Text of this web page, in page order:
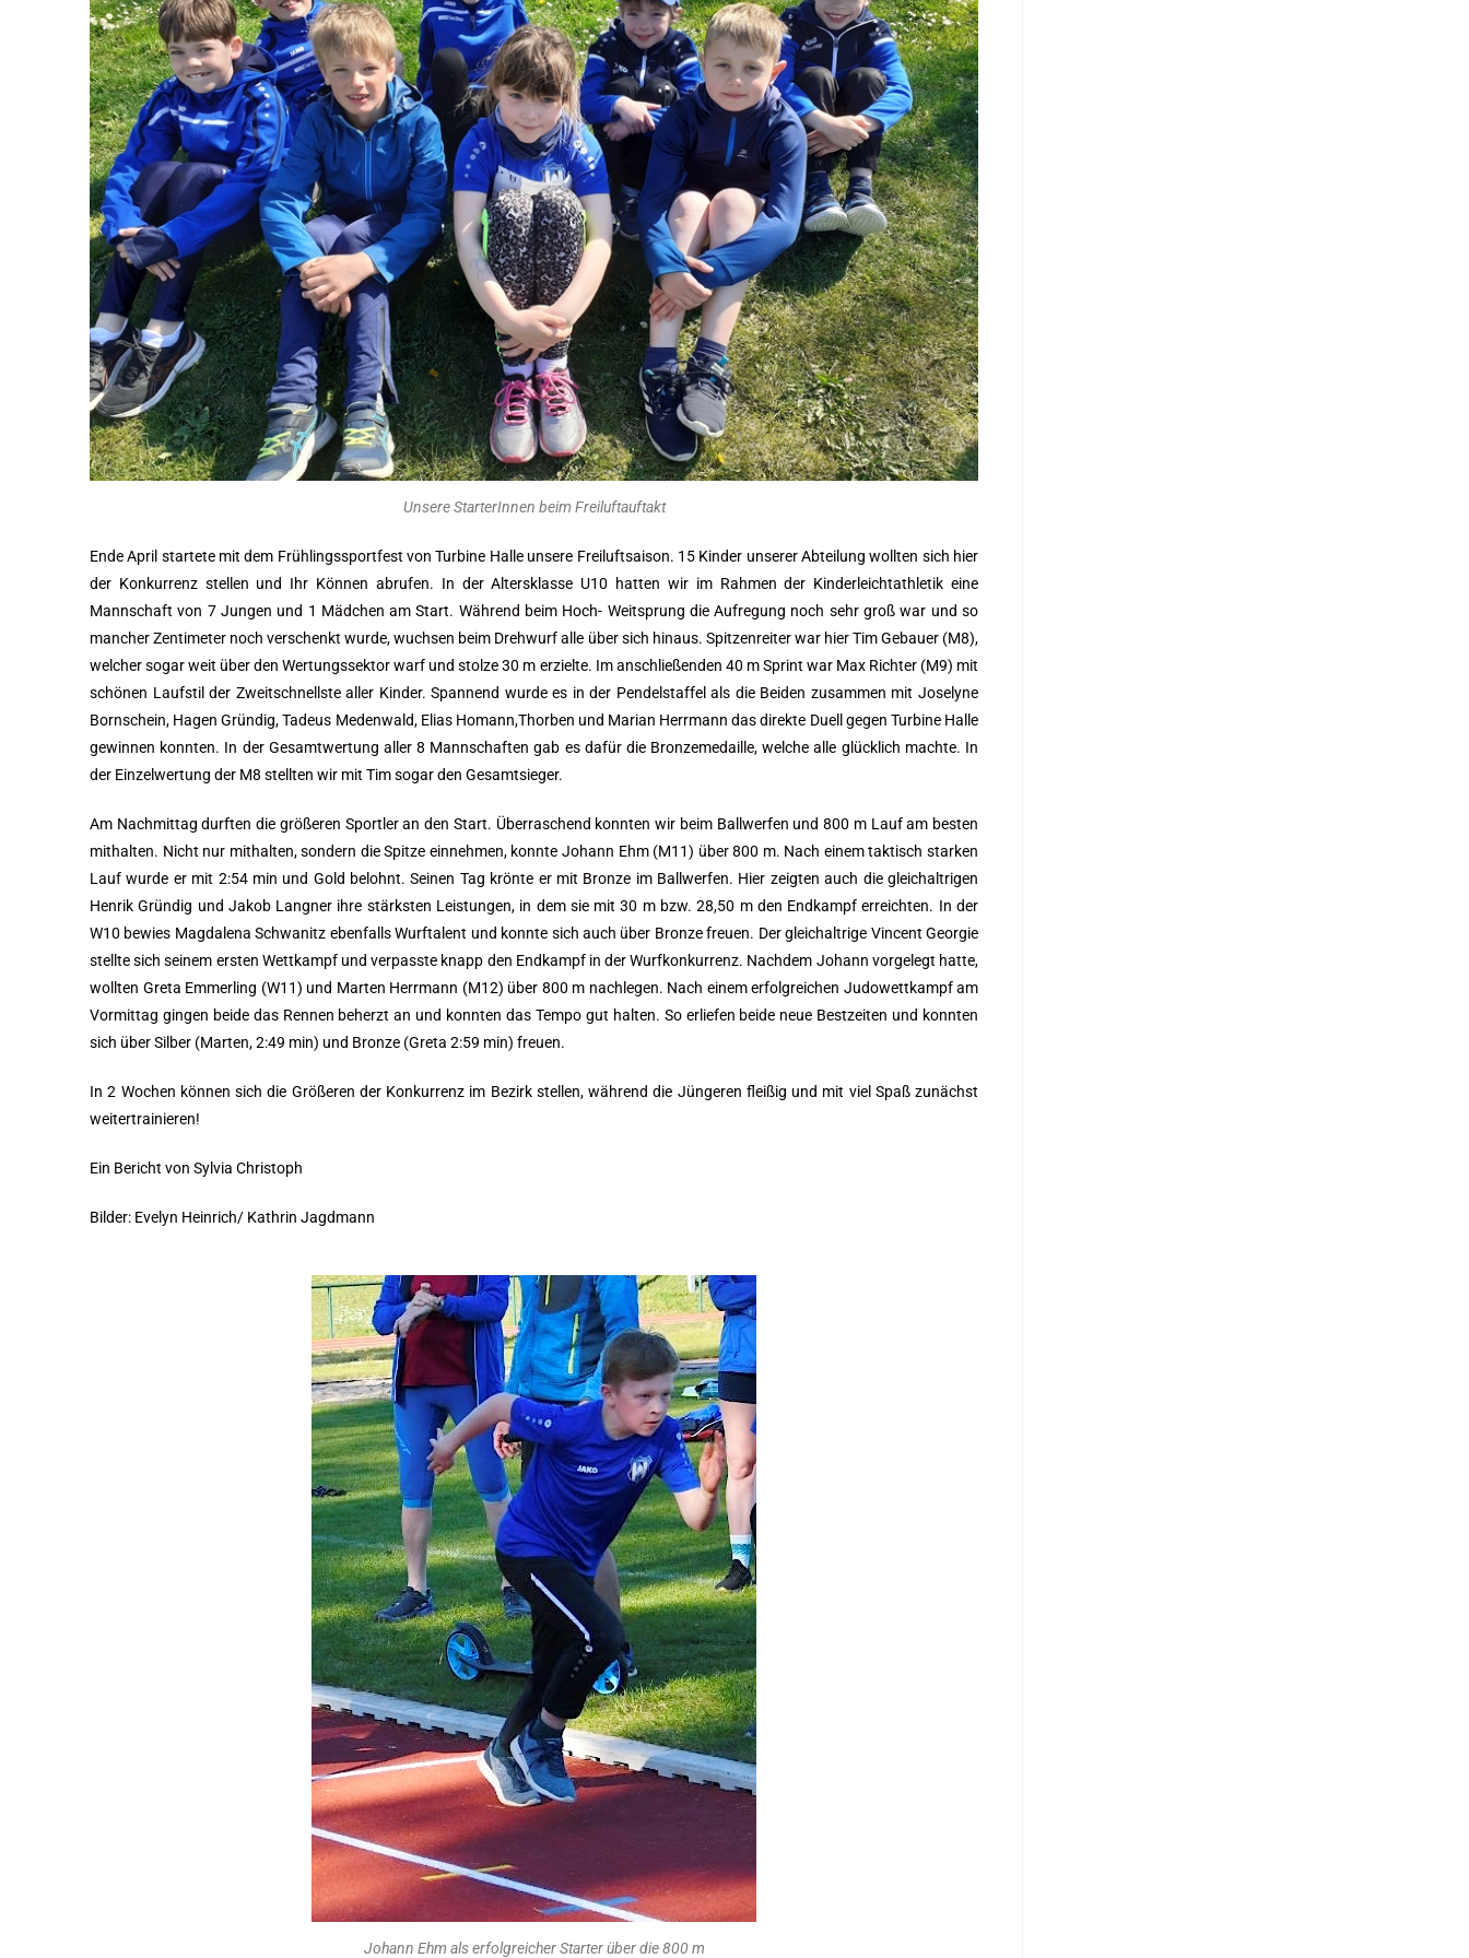
Unsere StarterInnen beim Freiluftauftakt
Ende April startete mit dem Frühlingssportfest von Turbine Halle unsere Freiluftsaison. 15 Kinder unserer Abteilung wollten sich hier
der Konkurrenz stellen und Ihr Können abrufen. In der Altersklasse U10 hatten wir im Rahmen der Kinderleichtathletik eine
Mannschaft von 7 Jungen und 1 Mädchen am Start. Während beim Hoch- Weitsprung die Aufregung noch sehr groß war und so
mancher Zentimeter noch verschenkt wurde, wuchsen beim Drehwurf alle über sich hinaus. Spitzenreiter war hier Tim Gebauer (M8),
welcher sogar weit über den Wertungssektor warf und stolze 30 m erzielte. Im anschließenden 40 m Sprint war Max Richter (M9) mit
schönen Laufstil der Zweitschnellste aller Kinder. Spannend wurde es in der Pendelstaffel als die Beiden zusammen mit Joselyne
Bornschein, Hagen Gründig, Tadeus Medenwald, Elias Homann,Thorben und Marian Herrmann das direkte Duell gegen Turbine Halle
gewinnen konnten. In der Gesamtwertung aller 8 Mannschaften gab es dafür die Bronzemedaille, welche alle glücklich machte. In
der Einzelwertung der M8 stellten wir mit Tim sogar den Gesamtsieger.
Am Nachmittag durften die größeren Sportler an den Start. Überraschend konnten wir beim Ballwerfen und 800 m Lauf am besten
mithalten. Nicht nur mithalten, sondern die Spitze einnehmen, konnte Johann Ehm (M11) über 800 m. Nach einem taktisch starken
Lauf wurde er mit 2:54 min und Gold belohnt. Seinen Tag krönte er mit Bronze im Ballwerfen. Hier zeigten auch die gleichaltrigen
Henrik Gründig und Jakob Langner ihre stärksten Leistungen, in dem sie mit 30 m bzw. 28,50 m den Endkampf erreichten. In der
W10 bewies Magdalena Schwanitz ebenfalls Wurftalent und konnte sich auch über Bronze freuen. Der gleichaltrige Vincent Georgie
stellte sich seinem ersten Wettkampf und verpasste knapp den Endkampf in der Wurfkonkurrenz. Nachdem Johann vorgelegt hatte,
wollten Greta Emmerling (W11) und Marten Herrmann (M12) über 800 m nachlegen. Nach einem erfolgreichen Judowettkampf am
Vormittag gingen beide das Rennen beherzt an und konnten das Tempo gut halten. So erliefen beide neue Bestzeiten und konnten
sich über Silber (Marten, 2:49 min) und Bronze (Greta 2:59 min) freuen.
In 2 Wochen können sich die Größeren der Konkurrenz im Bezirk stellen, während die Jüngeren fleißig und mit viel Spaß zunächst
weitertrainieren!
Ein Bericht von Sylvia Christoph
Bilder: Evelyn Heinrich/ Kathrin Jagdmann
Johann Ehm als erfolgreicher Starter über die 800 m